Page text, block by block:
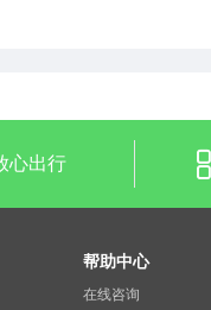
心出行
帮助中心
在线咨询